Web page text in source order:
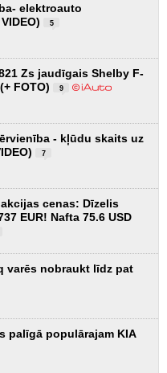
elektroauto
5
Zs jaudīgais Shelby F-
FOTO)
9
- kļūdu skaits uz
7
cenas: Dīzelis
EUR! Nafta 75.6 USD
varēs nobraukt līdz pat
palīgā populārajam KIA